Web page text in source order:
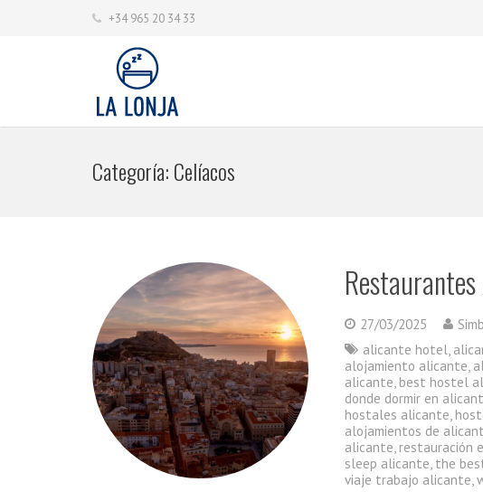
+34 965 20 34 33
Categoría:Celíacos
27/03/2025
alicante hotel,
alojamiento alicante,
alicante, best hostel
donde dormir en
hostales alicante,
alojamientos de
alicante, restauración
sleep alicante, the
viaje trabajo alicante,